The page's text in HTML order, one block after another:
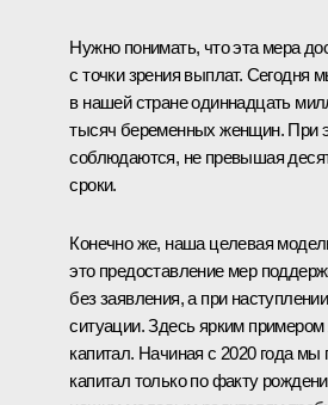
Нужно понимать, что эта мера
с точки зрения выплат. Сегодня
в нашей стране одиннадцать
тысяч беременных женщин. При
соблюдаются, не превышая
сроки.
Конечно же, наша целевая
это предоставление мер
без заявления, а при
ситуации. Здесь ярким примером
капитал. Начиная с 2020 года
капитал только по факту